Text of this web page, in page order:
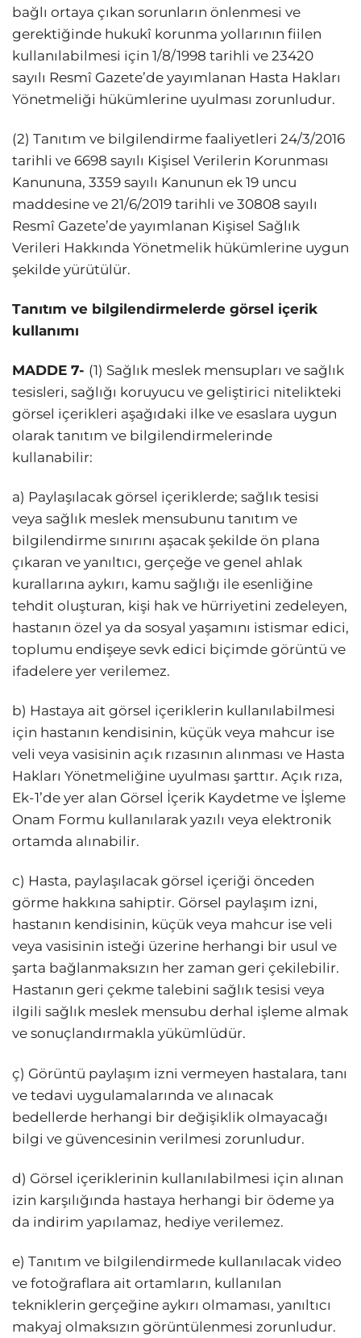
bağlı ortaya çıkan sorunların önlenmesi ve
gerektiğinde hukukî korunma yollarının fiilen
kullanılabilmesi için 1/8/1998 tarihli ve 23420
sayılı Resmî Gazete’de yayımlanan Hasta Hakları
Yönetmeliği hükümlerine uyulması zorunludur.
(2) Tanıtım ve bilgilendirme faaliyetleri 24/3/2016
tarihli ve 6698 sayılı Kişisel Verilerin Korunması
Kanununa, 3359 sayılı Kanunun ek 19 uncu
maddesine ve 21/6/2019 tarihli ve 30808 sayılı
Resmî Gazete’de yayımlanan Kişisel Sağlık
Verileri Hakkında Yönetmelik hükümlerine uygun
şekilde yürütülür.
Tanıtım ve bilgilendirmelerde görsel içerik
kullanımı
MADDE 7- (1) Sağlık meslek mensupları ve sağlık
tesisleri, sağlığı koruyucu ve geliştirici nitelikteki
görsel içerikleri aşağıdaki ilke ve esaslara uygun
olarak tanıtım ve bilgilendirmelerinde
kullanabilir:
a) Paylaşılacak görsel içeriklerde; sağlık tesisi
veya sağlık meslek mensubunu tanıtım ve
bilgilendirme sınırını aşacak şekilde ön plana
çıkaran ve yanıltıcı, gerçeğe ve genel ahlak
kurallarına aykırı, kamu sağlığı ile esenliğine
tehdit oluşturan, kişi hak ve hürriyetini zedeleyen,
hastanın özel ya da sosyal yaşamını istismar edici,
toplumu endişeye sevk edici biçimde görüntü ve
ifadelere yer verilemez.
b) Hastaya ait görsel içeriklerin kullanılabilmesi
için hastanın kendisinin, küçük veya mahcur ise
veli veya vasisinin açık rızasının alınması ve Hasta
Hakları Yönetmeliğine uyulması şarttır. Açık rıza,
Ek-1’de yer alan Görsel İçerik Kaydetme ve İşleme
Onam Formu kullanılarak yazılı veya elektronik
ortamda alınabilir.
c) Hasta, paylaşılacak görsel içeriği önceden
görme hakkına sahiptir. Görsel paylaşım izni,
hastanın kendisinin, küçük veya mahcur ise veli
veya vasisinin isteği üzerine herhangi bir usul ve
şarta bağlanmaksızın her zaman geri çekilebilir.
Hastanın geri çekme talebini sağlık tesisi veya
ilgili sağlık meslek mensubu derhal işleme almak
ve sonuçlandırmakla yükümlüdür.
ç) Görüntü paylaşım izni vermeyen hastalara, tanı
ve tedavi uygulamalarında ve alınacak
bedellerde herhangi bir değişiklik olmayacağı
bilgi ve güvencesinin verilmesi zorunludur.
d) Görsel içeriklerinin kullanılabilmesi için alınan
izin karşılığında hastaya herhangi bir ödeme ya
da indirim yapılamaz, hediye verilemez.
e) Tanıtım ve bilgilendirmede kullanılacak video
ve fotoğraflara ait ortamların, kullanılan
tekniklerin gerçeğine aykırı olmaması, yanıltıcı
makyaj olmaksızın görüntülenmesi zorunludur.